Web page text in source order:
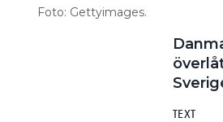
Foto: Gettyimages.
TEXT